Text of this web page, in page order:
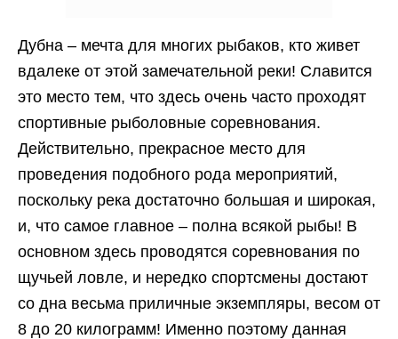
Дубна – мечта для многих рыбаков, кто живет
вдалеке от этой замечательной реки! Славится
это место тем, что здесь очень часто проходят
спортивные рыболовные соревнования.
Действительно, прекрасное место для
проведения подобного рода мероприятий,
поскольку река достаточно большая и широкая,
и, что самое главное – полна всякой рыбы! В
основном здесь проводятся соревнования по
щучьей ловле, и нередко спортсмены достают
со дна весьма приличные экземпляры, весом от
8 до 20 килограмм! Именно поэтому данная